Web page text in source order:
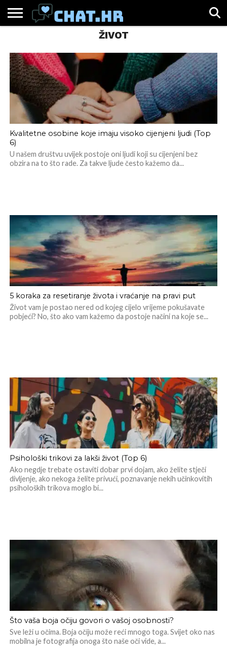
ŽIVOT
Kvalitetne osobine koje imaju visoko cijenjeni ljudi (Top
6)
U našem društvu uvijek postoje oni ljudi koji su cijenjeni bez
obzira na to što rade. Za takve ljude često kažemo da...
5 koraka za resetiranje života i vraćanje na pravi put
Život vam je postao nered od kojeg cijelo vrijeme pokušavate
pobjeći? No, što ako vam kažemo da postoje načini na koje se...
Psihološki trikovi za lakši život (Top 6)
Ako negdje trebate ostaviti dobar prvi dojam, ako želite stječi
divljenje, ako nekoga želite privući, poznavanje nekih učinkovitih
psiholoških trikova moglo bi...
Što vaša boja očiju govori o vašoj osobnosti?
Sve leži u očima. Boja očiju može reći mnogo toga. Svijet oko nas
mobilna je fotografija onoga što naše oči vide, a...